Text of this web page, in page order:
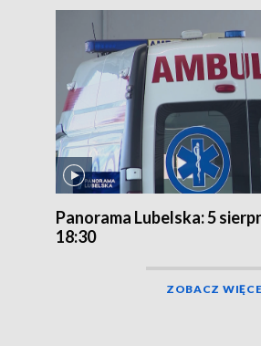
Panorama Lubelska: 5
18:30
ZOBACZ